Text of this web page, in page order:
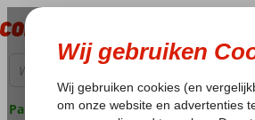
Pakketgarantie